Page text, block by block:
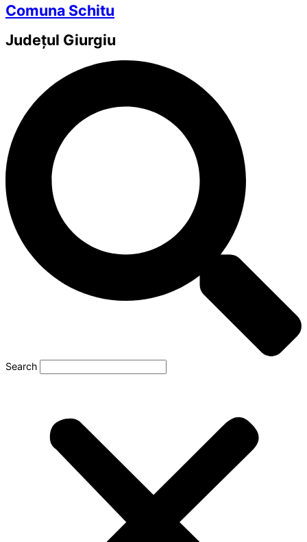
Comuna Schitu
Județul Giurgiu
Search